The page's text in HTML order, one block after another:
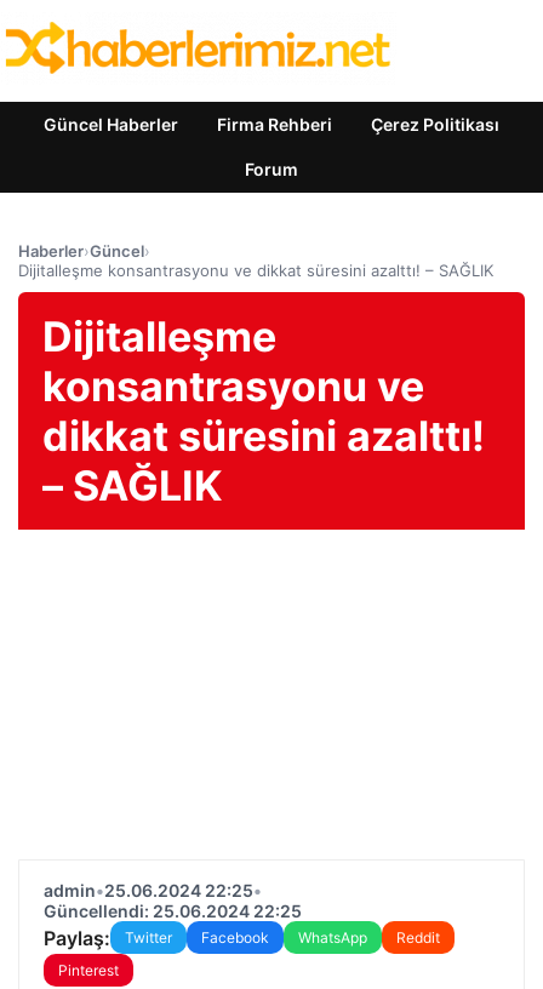
Güncel Haberler Firma Rehberi Çerez Politikası
Forum
Haberler›Güncel›
Dijitalleşme konsantrasyonu ve dikkat süresini azalttı! – SAĞLIK
Dijitalleşme
konsantrasyonu ve
dikkat süresini azalttı!
– SAĞLIK
admin•25.06.2024 22:25•
Güncellendi: 25.06.2024 22:25
Paylaş: Twitter Facebook WhatsApp
Reddit
Pinterest